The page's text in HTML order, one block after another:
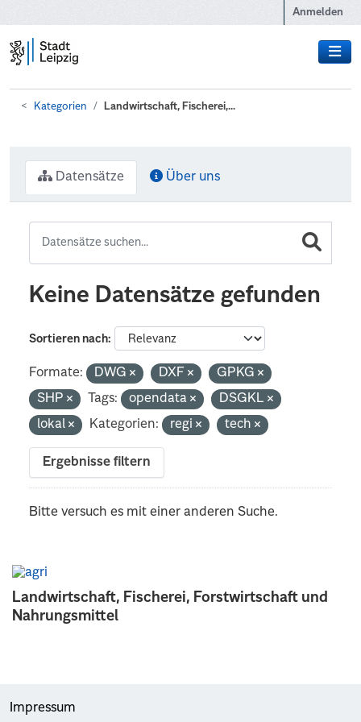
Anmelden
Kategorien Landwirtschaft, Fischerei,...
Landwirtschaft, Fischerei, Forstwirtschaft und
Nahrungsmittel
Datensätze Über uns
Keine Datensätze gefunden
Sortieren nach
Formate: DWG DXF
GPKG
SHP
Tags: opendata
DSGKL
lokal
Kategorien: regi tech
Ergebnisse filtern
Bitte versuch es mit einer anderen Suche.
Impressum